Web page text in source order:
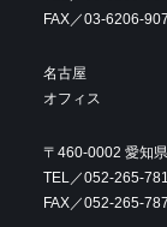
FAX／03-6206-
名古屋
オフィス
〒460-0002 愛知
TEL／052-265-
FAX／052-265-